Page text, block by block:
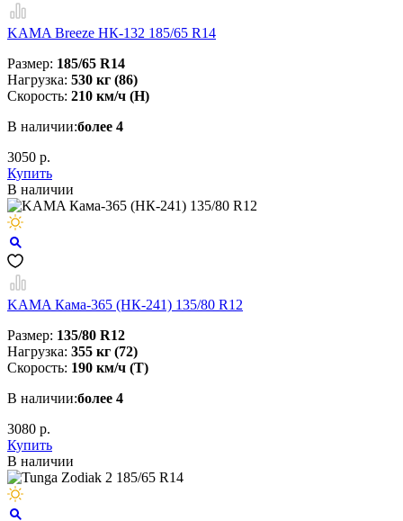
KAMA Breeze НК-132 185/65 R14
Размер: 185/65 R14
Нагрузка: 530 кг (86)
Скорость: 210 км/ч (H)
В наличии:более 4
3050 р.
Купить
В наличии
KAMA Кама-365 (НК-241) 135/80 R12
Размер: 135/80 R12
Нагрузка: 355 кг (72)
Скорость: 190 км/ч (T)
В наличии:более 4
3080 р.
Купить
В наличии